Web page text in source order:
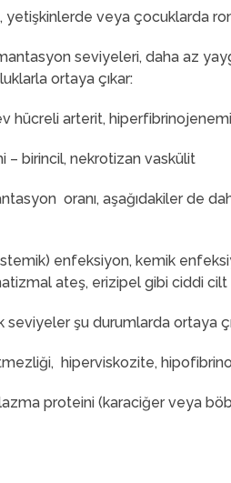
yetişkinlerde veya çocuklarda
seviyeleri, daha az
ortaya çıkar:
hücreli arterit,
– birincil, nekrotizan vaskülit
oranı, aşağıdakiler de
enfeksiyon, kemik
ateş, erizipel gibi ciddi cilt
seviyeler şu durumlarda ortaya
hiperviskozite,
proteini (karaciğer veya